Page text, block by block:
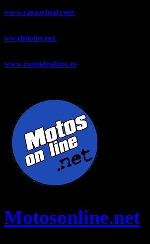
www.casaactual.com
ww.elmotor.net
www.zoomdestinos.es
Motosonline.net